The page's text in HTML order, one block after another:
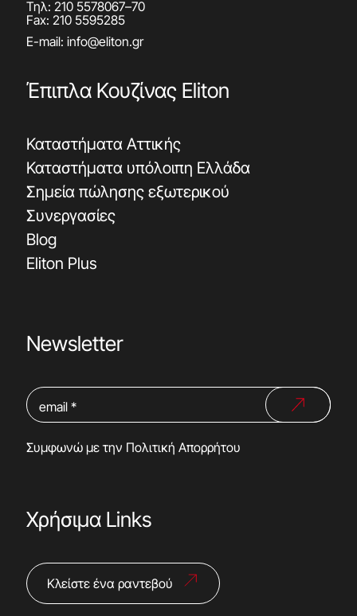
Τηλ: 210 5578067–70
Fax: 210 5595285
E-mail: info@eliton.gr
Έπιπλα Κουζίνας Eliton
Καταστήματα Αττικής
Καταστήματα υπόλοιπη Ελλάδα
Σημεία πώλησης εξωτερικού
Συνεργασίες
Blog
Eliton Plus
Newsletter
Συμφωνώ με την Πολιτική Απορρήτου
Χρήσιμα Links
Κλείστε ένα ραντεβού